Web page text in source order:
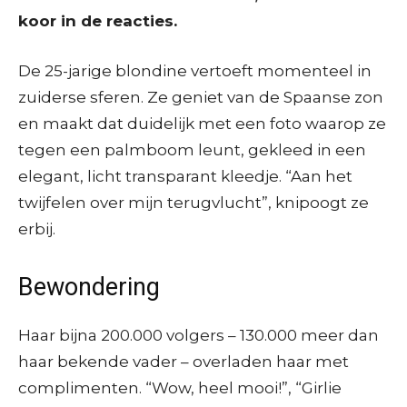
koor in de reacties.
De 25-jarige blondine vertoeft momenteel in
zuiderse sferen. Ze geniet van de Spaanse zon
en maakt dat duidelijk met een foto waarop ze
tegen een palmboom leunt, gekleed in een
elegant, licht transparant kleedje. “Aan het
twijfelen over mijn terugvlucht”, knipoogt ze
erbij.
Bewondering
Haar bijna 200.000 volgers – 130.000 meer dan
haar bekende vader – overladen haar met
complimenten. “Wow, heel mooi!”, “Girlie